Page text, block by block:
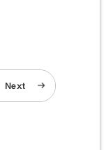
Next